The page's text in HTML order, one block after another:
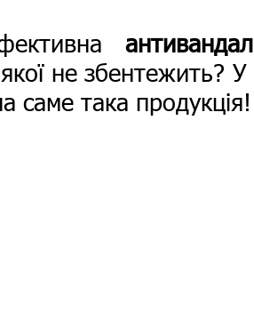
не збентежить? У
​саме така продукція!